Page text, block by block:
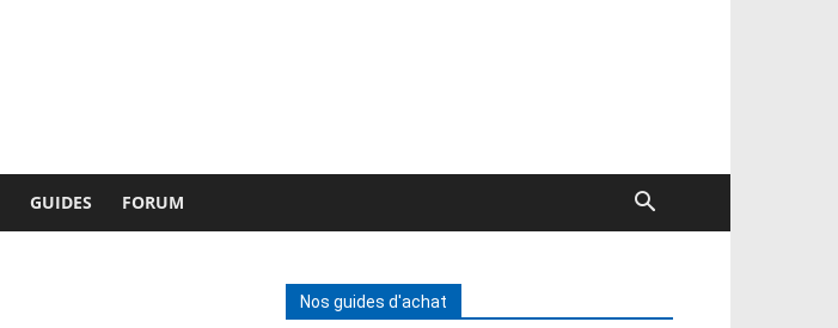
GUIDES FORUM
Nos guides d'achat